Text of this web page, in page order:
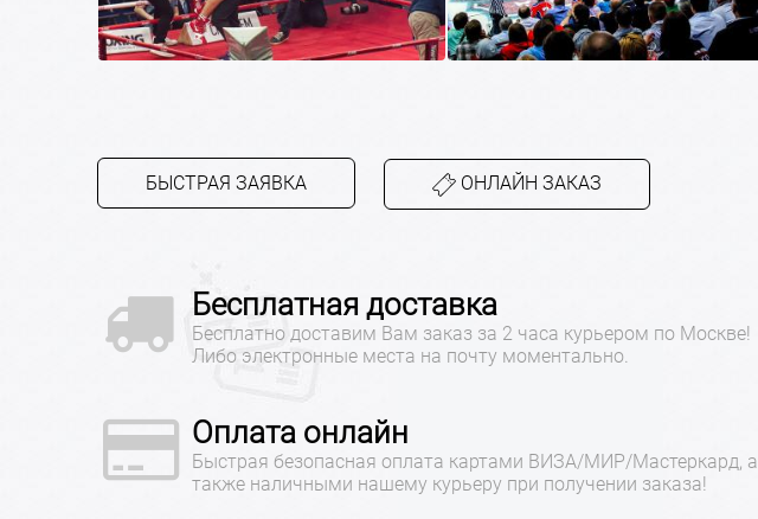
БЫСТРАЯ ЗАЯВКА ОНЛАЙН ЗАКАЗ
Бесплатная доставка
Бесплатно доставим Вам заказ за 2 часа курьером по Москве!
Либо электронные места на почту моментально.
Оплата онлайн
Быстрая безопасная оплата картами ВИЗА/МИР/Мастеркард, а
также наличными нашему курьеру при получении заказа!